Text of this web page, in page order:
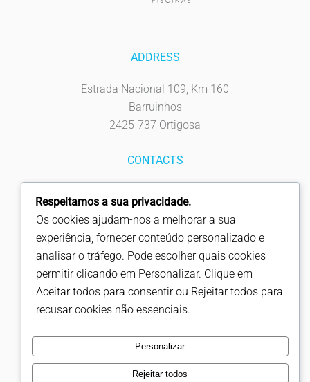
ADDRESS
Estrada Nacional 109, Km 160
Barruinhos
2425-737 Ortigosa
CONTACTS
Fax: 244 619 939
info@fapicentro.pt
FOLLOW US
Respeitamos a sua privacidade.
Os cookies ajudam-nos a melhorar a sua
experiência, fornecer conteúdo personalizado e
analisar o tráfego. Pode escolher quais cookies
permitir clicando em Personalizar. Clique em
Aceitar todos para consentir ou Rejeitar todos para
recusar cookies não essenciais.
Personalizar
Rejeitar todos